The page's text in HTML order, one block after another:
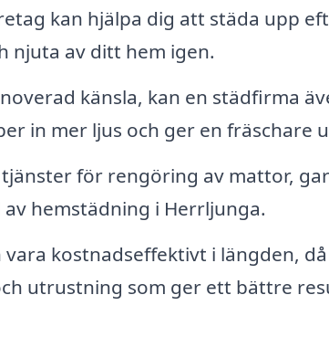
kan hjälpa dig att städa upp
njuta av ditt hem igen.
känsla, kan en städfirma
in mer ljus och ger en fräschare
för rengöring av mattor,
hemstädning i Herrljunga.
kostnadseffektivt i längden,
utrustning som ger ett bättre